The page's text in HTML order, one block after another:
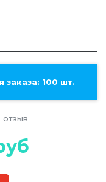
100 шт.
отзыв